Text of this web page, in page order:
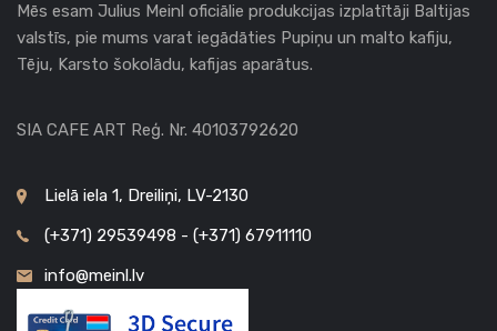
Mēs esam Julius Meinl oficiālie produkcijas izplatītāji Baltijas
valstīs, pie mums varat iegādāties Pupiņu un malto kafiju,
Tēju, Karsto šokolādu, kafijas aparātus.
SIA CAFE ART Reģ. Nr. 40103792620
Lielā iela 1, Dreiliņi, LV-2130
(+371) 29539498 - (+371) 67911110
info@meinl.lv